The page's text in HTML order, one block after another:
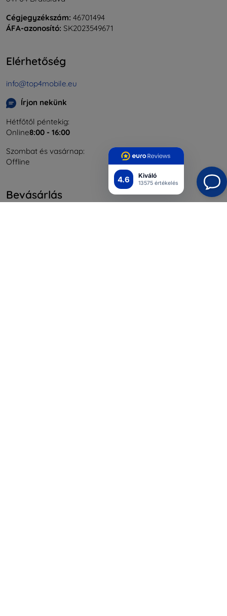
4.6 Kiváló
13575 értékelés
Cégjegyzékszám: 46701494
ÁFA-azonosító: SK2023549671
Elérhetőség
info@top4mobile.eu
Írjon nekünk
Hétfőtől péntekig:
Online8:00 - 16:00
Szombat és vasárnap:
Offline
Bevásárlás